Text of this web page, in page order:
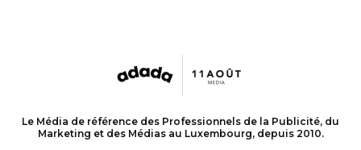
Le Média de référence des Professionnels de la Publicité, du
Marketing et des Médias au Luxembourg, depuis 2010.